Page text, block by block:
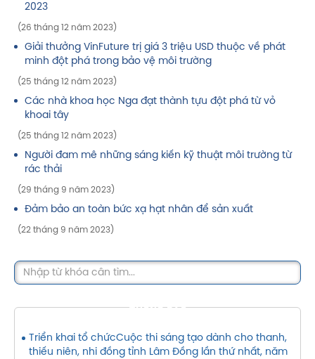
2023
(26 tháng 12 năm 2023)
Giải thưởng VinFuture trị giá 3 triệu USD thuộc về phát
minh đột phá trong bảo vệ môi trường
(25 tháng 12 năm 2023)
Các nhà khoa học Nga đạt thành tựu đột phá từ vỏ
khoai tây
(25 tháng 12 năm 2023)
Người đam mê những sáng kiến kỹ thuật môi trường từ
rác thải
(29 tháng 9 năm 2023)
Đảm bảo an toàn bức xạ hạt nhân để sản xuất
(22 tháng 9 năm 2023)
THÔNG BÁO
Triển khai tổ chứcCuộc thi sáng tạo dành cho thanh,
thiếu niên, nhi đồng tỉnh Lâm Đồng lần thứ nhất, năm